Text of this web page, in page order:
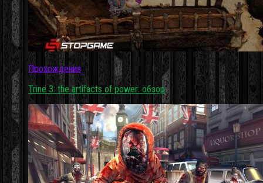
Прохождения
Trine 3: the artifacts of power: обзор